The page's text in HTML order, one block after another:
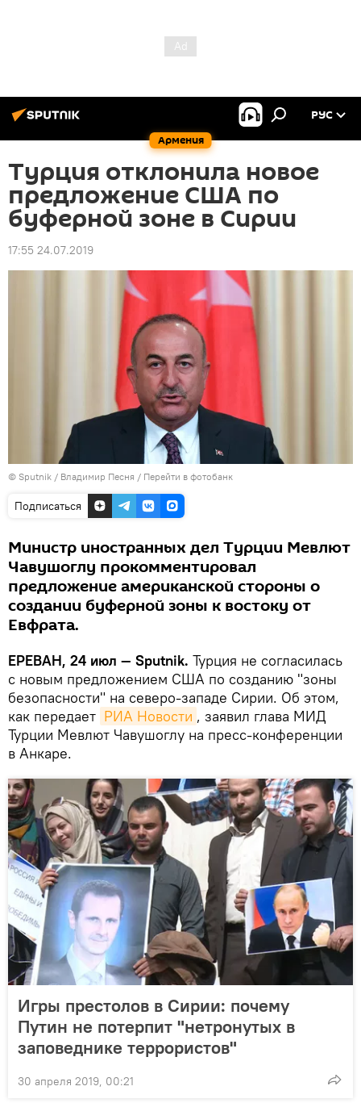
Армения
РУС
Турция отклонила новое
предложение США по
буферной зоне в Сирии
17:55 24.07.2019
© Sputnik / Владимир Песня / Перейти в фотобанк
Подписаться
Министр иностранных дел Турции Мевлют
Чавушоглу прокомментировал
предложение американской стороны о
создании буферной зоны к востоку от
Евфрата.
ЕРЕВАН, 24 июл — Sputnik. Турция не согласилась
с новым предложением США по созданию "зоны
безопасности" на северо-западе Сирии. Об этом,
как передает РИА Новости , заявил глава МИД
Турции Мевлют Чавушоглу на пресс-конференции
в Анкаре.
Игры престолов в Сирии: почему
Путин не потерпит "нетронутых в
заповеднике террористов"
30 апреля 2019, 00:21